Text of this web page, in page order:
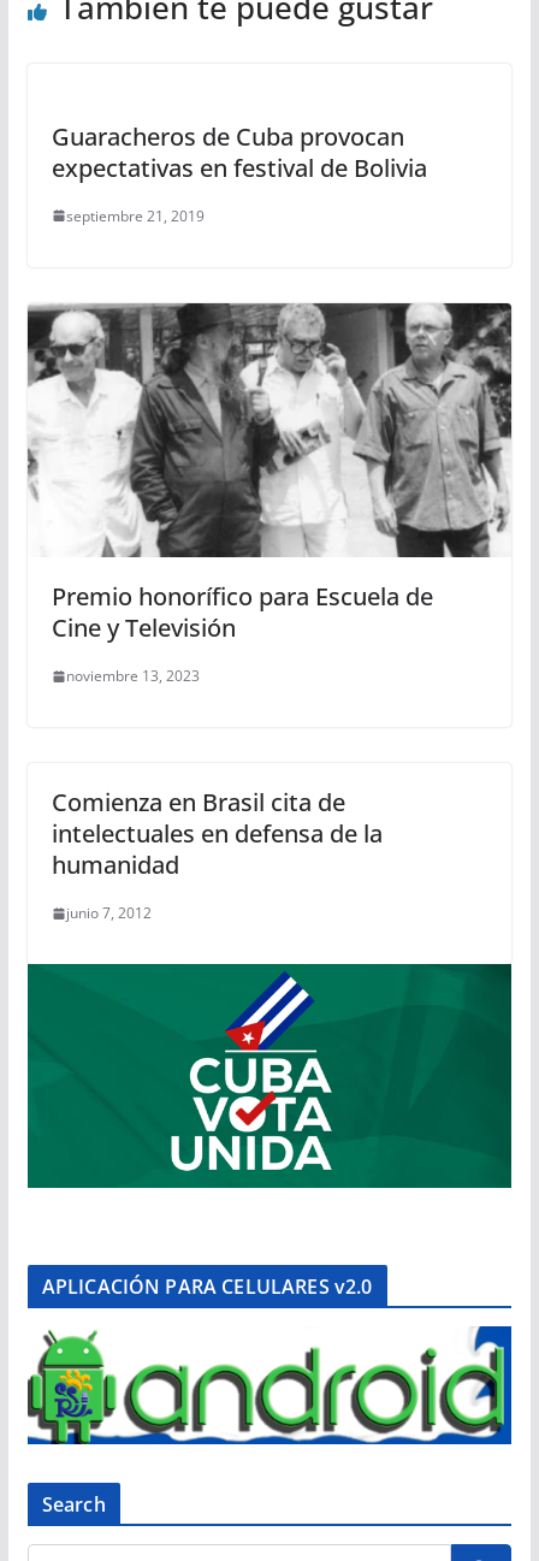
Guaracheros de Cuba provocan
expectativas en festival de Bolivia
septiembre 21, 2019
Premio honorífico para Escuela de
Cine y Televisión
noviembre 13, 2023
Comienza en Brasil cita de
intelectuales en defensa de la
humanidad
junio 7, 2012
APLICACIÓN PARA CELULARES v2.0
Search